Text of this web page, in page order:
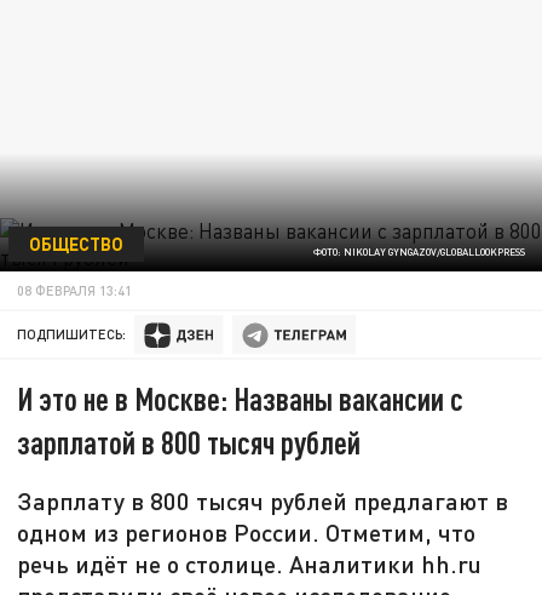
ФОТО: NIKOLAY GYNGAZOV/GLOBALLOOKPRESS
ОБЩЕСТВО
08 ФЕВРАЛЯ 13:41
ПОДПИШИТЕСЬ:
И это не в Москве: Названы вакансии с
зарплатой в 800 тысяч рублей
Зарплату в 800 тысяч рублей предлагают в
одном из регионов России. Отметим, что
речь идёт не о столице. Аналитики hh.ru